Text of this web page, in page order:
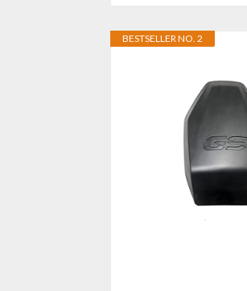
BESTSELLER NO. 2